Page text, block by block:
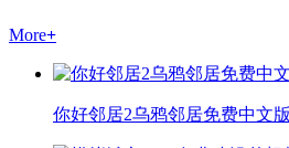
More+
你好邻居2乌鸦邻居免费中文